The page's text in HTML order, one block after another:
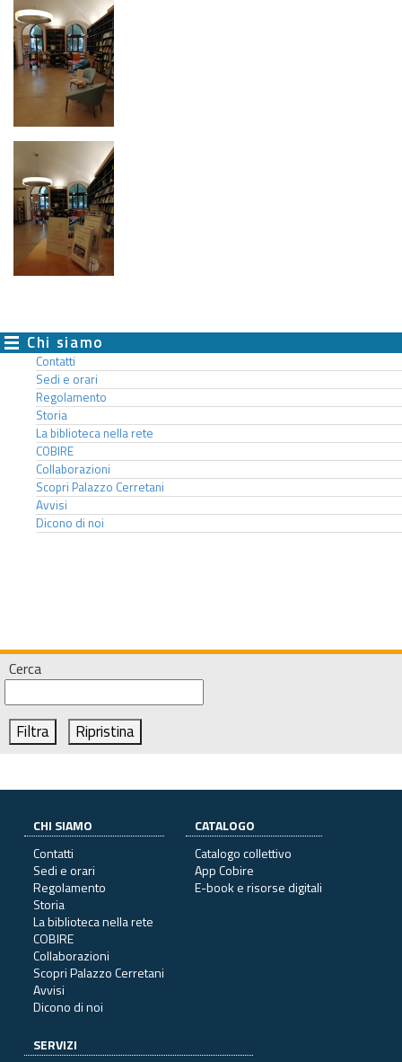
Chi siamo
Contatti
Sedi e orari
Regolamento
Storia
La biblioteca nella rete
COBIRE
Collaborazioni
Scopri Palazzo Cerretani
Avvisi
Dicono di noi
Cerca
CHI SIAMO
Contatti
Sedi e orari
Regolamento
Storia
La biblioteca nella rete
COBIRE
Collaborazioni
Scopri Palazzo Cerretani
Avvisi
Dicono di noi
CATALOGO
Catalogo collettivo
App Cobire
E-book e risorse digitali
SERVIZI